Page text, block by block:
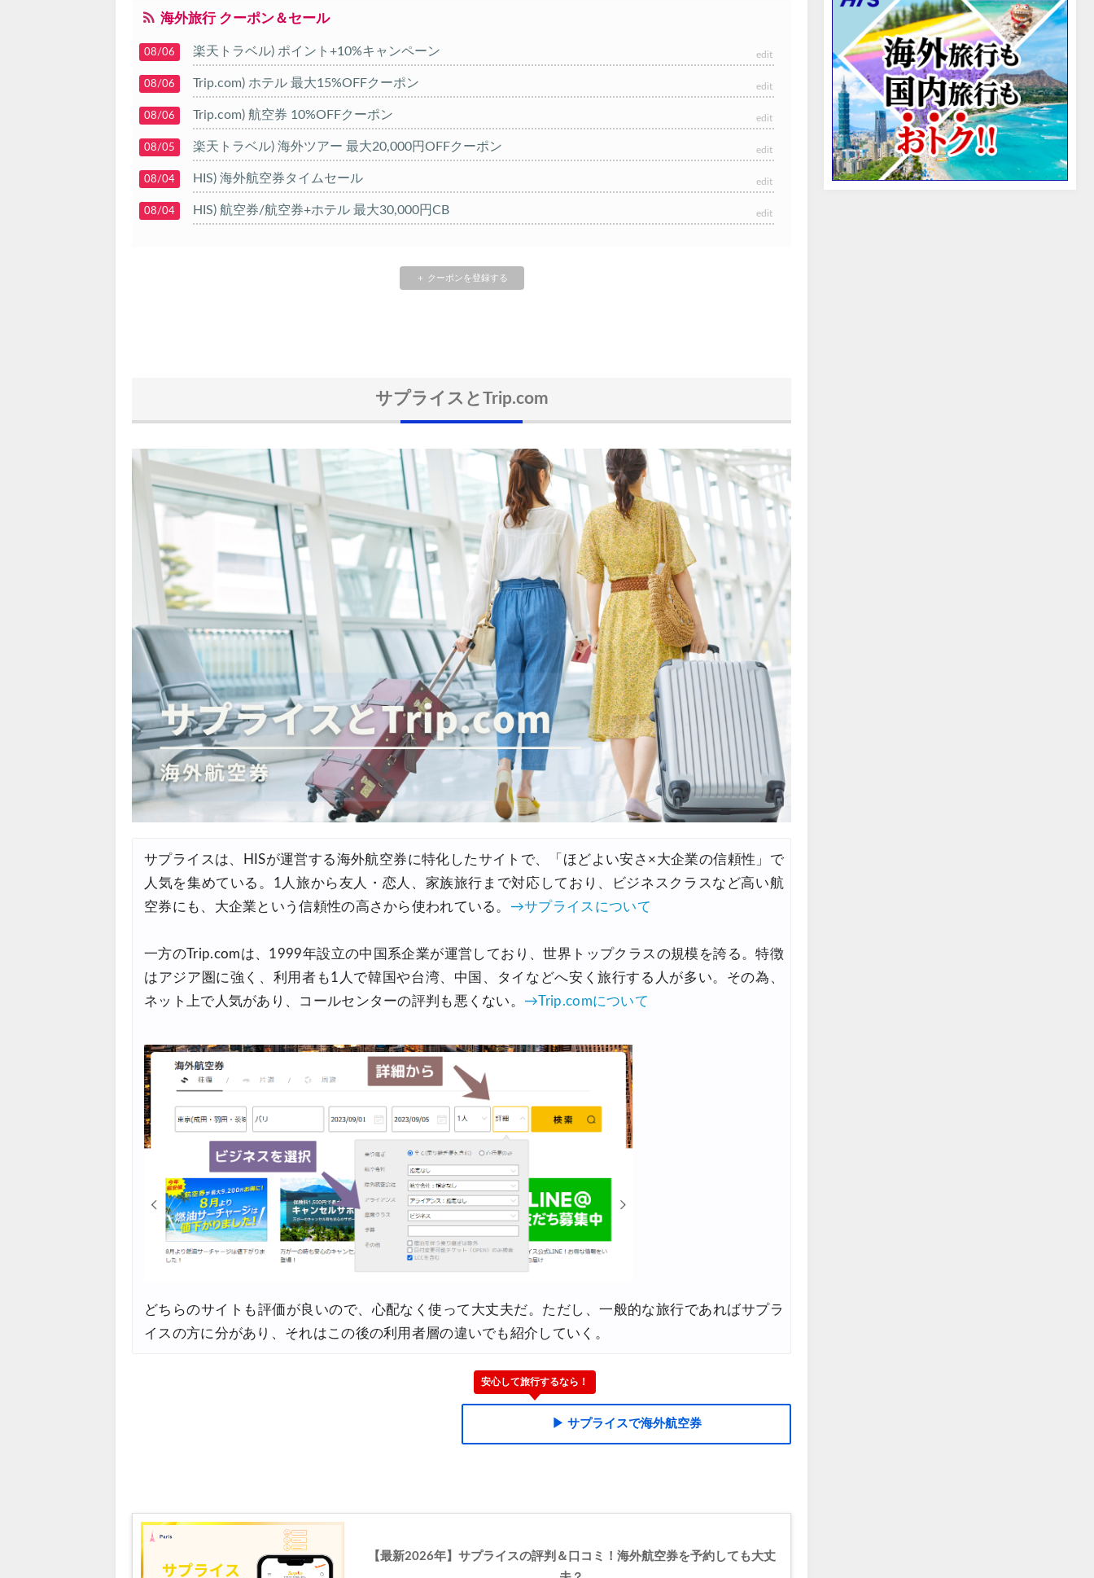
海外旅行 クーポン＆セール
08/06 楽天トラベル) ポイント+10%キャンペーン edit
08/06 Trip.com) ホテル 最大15%OFFクーポン edit
08/06 Trip.com) 航空券 10%OFFクーポン edit
08/05 楽天トラベル) 海外ツアー 最大20,000円OFFクーポン edit
08/04 HIS) 海外航空券タイムセール edit
08/04 HIS) 航空券/航空券+ホテル 最大30,000円CB edit
Trip.com) 海外ホテル2%OFFクーポン TRIP1
Trip.com) ホテル 1,500円OFFクーポン
07/30 Trip.com) 航空券 1,500円OFFクーポン edit
Trip.com) NY/ロンドン/タイ ホテル 10%OFFクーポン edit
Trip.com) タイ航空券 10%OFFクーポン
07/25 楽天トラベル) 海外ツアー 最大30,000円OFFクーポン
07/25 Trip.com) 海外航空券(アジア) 6,900円~ edit
07/24 HIS) 海外航空券 3,000円OFFクーポン
07/24 HIS) アイスランドツアー 最大30,000円OFFクーポン
07/23 Trip.com) 海外航空券 最大2,500円OFFクーポン edit
07/23 Trip.com) 航空券＋ホテル 最大5,000円OFFクーポン edit
07/22 JTB) 海外ツアー(20代) 最大28,000円OFFクーポン edit
07/22 JTB) 海外ツアー(10代) 最大28,000円OFFクーポン edit
エアトリ) 航空券+ホテル 最大30,000円OFFクーポン edit
07/20 Trip.com) ベトナム旅 最大50%OFFセール edit
07/20 楽天トラベル) 海外ツアー 最大30,000円OFFクーポン
07/16 Trip.com) ホテル 1,500円OFFクーポン edit
07/16 Trip.com) 航空券 1,500円OFFクーポン
07/14 HIS) 海外航空券 2,000円OFFクーポン
07/13
07/10 JTB) 夏旅タイムセール
楽天トラベル) 海外ツアー 最大30,000円OFFクーポン
07/08 HIS) 海外航空券タイムセール
07/07 HIS) 海外航空券 最大20,000円OFFクーポン
07/07 Trip.com) 航空券+ホテル 最大5,000円OFFクーポン
楽天トラベル) 海外ツアー 最大30,000円OFFクーポン
07/03 HIS) 超目玉ツアー(スーパーサマーセール) edit
07/01 HIS) 海外航空券 2,000円OFFクーポン
＋ クーポンを登録する
サプライスとTrip.com
サプライスは、HISが運営する海外航空券に特化したサイトで、「ほどよい安さ×大企業の信頼性」で
人気を集めている。1人旅から友人・恋人、家族旅行まで対応しており、ビジネスクラスなど高い航
空券にも、大企業という信頼性の高さから使われている。 →サプライスについて
一方のTrip.comは、1999年設立の中国系企業が運営しており、世界トップクラスの規模を誇る。特徴
はアジア圏に強く、利用者も1人で韓国や台湾、中国、タイなどへ安く旅行する人が多い。その為、
ネット上で人気があり、コールセンターの評判も悪くない。 →Trip.comについて
どちらのサイトも評価が良いので、心配なく使って大丈夫だ。ただし、一般的な旅行であればサプラ
イスの方に分があり、それはこの後の利用者層の違いでも紹介していく。
安心して旅行するなら！
▶ サプライスで海外航空券
【最新2026年】サプライスの評判＆口コミ！海外航空券を予約しても大丈